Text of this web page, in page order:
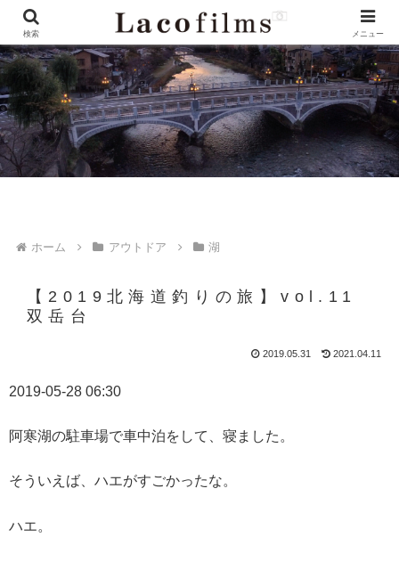
ホーム アウトドア 湖
【2019北海道釣りの旅】vol.11
双岳台
2019.05.31 2021.04.11
2019-05-28 06:30
阿寒湖の駐車場で車中泊をして、寝ました。
そういえば、ハエがすごかったな。
ハエ。
検索 メニュー